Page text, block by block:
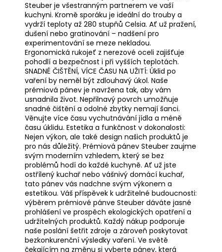
Steuber je všestranným partnerem ve vaší
kuchyni. Kromě sporáku je ideální do trouby a
vydrží teploty až 280 stupňů Celsia. Ať už pražení,
dušení nebo gratinování – nadšení pro
experimentování se meze nekladou.
Ergonomická rukojeť z nerezové oceli zajišťuje
pohodlí a bezpečnost i při vyšších teplotách.
SNADNÉ ČIŠTĚNÍ, VÍCE ČASU NA UŽITÍ: Úklid po
vaření by neměl být zdlouhavý úkol. Naše
prémiová pánev je navržena tak, aby vám
usnadnila život. Nepřilnavý povrch umožňuje
snadné čištění a odolné zbytky nemají šanci.
Věnujte více času vychutnávání jídla a méně
času úklidu. Estetika a funkčnost v dokonalosti:
Nejen výkon, ale také design našich produktů je
pro nás důležitý. Prémiová pánev Steuber zaujme
svým moderním vzhledem, který se bez
problémů hodí do každé kuchyně. Ať už jste
ostřílený kuchař nebo vášnivý domácí kuchař,
tato pánev vás nadchne svým výkonem a
estetikou. Váš příspěvek k udržitelné budoucnosti:
výběrem prémiové pánve Steuber dáváte jasné
prohlášení ve prospěch ekologických opatření a
udržitelných produktů. Každý nákup podporuje
naše poslání šetřit zdroje a zároveň poskytovat
bezkonkurenční výsledky vaření. Ve světě
čekajícím na změnu si vyberte pánev, která